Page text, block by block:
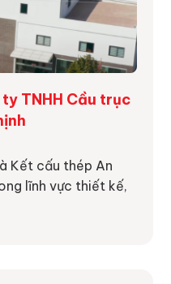
Cầu trục
Kết cấu thép An
lĩnh vực thiết kế,